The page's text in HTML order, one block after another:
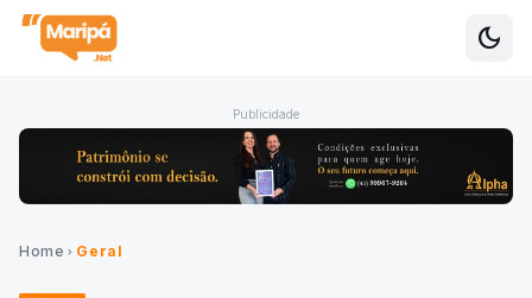
dark_mode
Publicidade
Home chevron_right Geral